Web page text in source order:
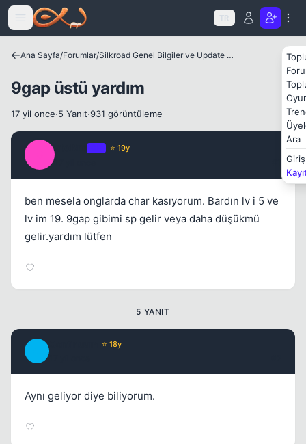
Icerige atla
TR
Ara
Giriş
Ana Sayfa/Forumlar/ Silkroad Genel Bilgiler ve Update Bilgileri
9gap üstü yardım
17 yil once·5 Yanıt·931 görüntüleme
⭐ 19y
ben mesela onglarda char kasıyorum. Bardın lv i 5 ve
lv im 19. 9gap gibimi sp gelir veya daha düşükmü
gelir.yardım lütfen
5 YANIT
⭐ 18y
Aynı geliyor diye biliyorum.
Kapat